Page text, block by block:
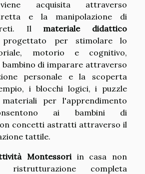
acquisita attraverso
e la manipolazione di
Il materiale didattico
per stimolare lo
motorio e cognitivo,
di imparare attraverso
personale e la scoperta
i blocchi logici, i puzzle
per l'apprendimento
ai bambini di
concetti astratti attraverso il
tattile.
Montessori in casa non
ristrutturazione completa